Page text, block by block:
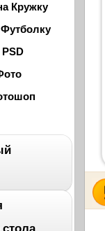
Кружку